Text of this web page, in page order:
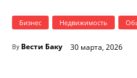
Бизнес Недвижимость
By Вести Баку 30 марта, 2026